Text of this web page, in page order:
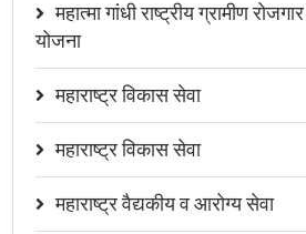
महात्मा गांधी राष्ट्रीय ग्रामीण
योजना
महाराष्ट्र विकास सेवा
महाराष्ट्र विकास सेवा
महाराष्ट्र वैद्यकीय व आरोग्य सेवा